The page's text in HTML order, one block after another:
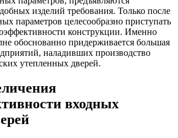
изделий требования. Только после
параметров целесообразно приступать
конструкции. Именно
обоснованно придерживается большая
наладивших производство
утепленных дверей.
входных